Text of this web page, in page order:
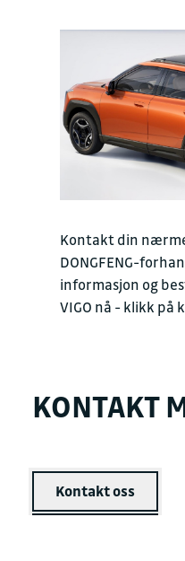
Kontakt din
DONGFENG-
informasjon og
VIGO nå - klikk på
KONTAKT
Kontakt oss